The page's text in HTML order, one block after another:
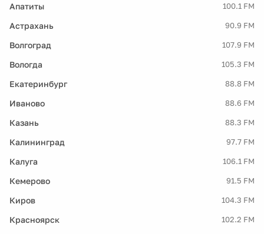
Апатиты 100.1 FM
Астрахань 90.9 FM
Волгоград 107.9 FM
Вологда 105.3 FM
Екатеринбург 88.8 FM
Иваново 88.6 FM
Казань 88.3 FM
Калининград 97.7 FM
Калуга 106.1 FM
Кемерово 91.5 FM
Киров 104.3 FM
Красноярск 102.2 FM